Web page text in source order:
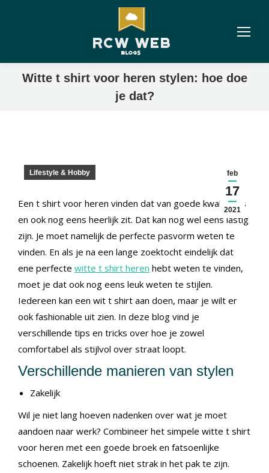
Witte t shirt voor heren stylen: hoe doe
je dat?
feb
17
2021
Lifestyle & Hobby
Een t shirt voor heren vinden dat van goede kwaliteit is
en ook nog eens heerlijk zit. Dat kan nog wel eens lastig
zijn. Je moet namelijk de perfecte pasvorm weten te
vinden. En als je na een lange zoektocht eindelijk dat
ene perfecte witte t shirt heren hebt weten te vinden,
moet je dat ook nog eens leuk weten te stijlen.
Iedereen kan een wit t shirt aan doen, maar je wilt er
ook fashionable uit zien. In deze blog vind je
verschillende tips en tricks over hoe je zowel
comfortabel als stijlvol over straat loopt.
Verschillende manieren van stylen
Zakelijk
Wil je niet lang hoeven nadenken over wat je moet
aandoen naar werk? Combineer het simpele witte t shirt
voor heren met een goede broek en fatsoenlijke
schoenen. Zakelijk hoeft niet strak in het pak te zijn.